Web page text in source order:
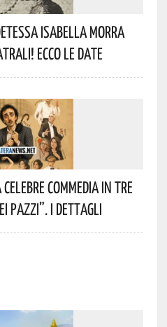
Isabella Morra
Ecco Le Date
Commedia In Tre
Pazzi”. I Dettagli